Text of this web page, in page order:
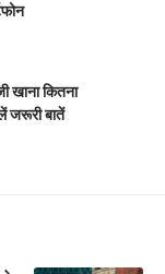
खाना कितना
जरूरी बातें